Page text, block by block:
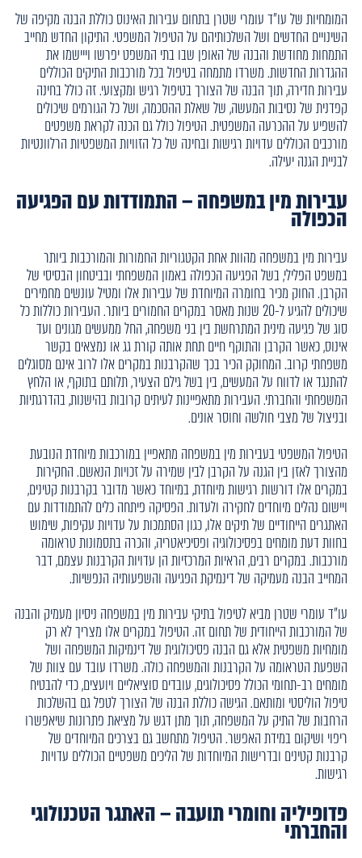
המומחיות של עו"ד עומרי שטרן בתחום עבירות האינוס כוללת הבנה מקיפה של
השינויים החדשים ושל השלכותיהם על הטיפול המשפטי. התיקון החדש מחייב
התמחות מחודשת והבנה של האופן שבו בתי המשפט יפרשו וייישמו את
ההגדרות החדשות. משרדו מתמחה בטיפול בכל מורכבות התיקים הכוללים
עבירות חדירה, תוך הבנה של הצורך בטיפול רגיש ומקצועי. זה כולל בחינה
קפדנית של נסיבות המעשה, של שאלת ההסכמה, ושל כל הגורמים שיכולים
להשפיע על ההכרעה המשפטית. הטיפול כולל גם הכנה לקראת משפטים
מורכבים הכוללים עדויות רגישות ובחינה של כל הזוויות המשפטיות הרלוונטיות
לבניית הגנה יעילה.
עבירות מין במשפחה – התמודדות עם הפגיעה
הכפולה
עבירות מין במשפחה מהוות אחת הקטגוריות החמורות והמורכבות ביותר
במשפט הפלילי, בשל הפגיעה הכפולה באמון המשפחתי ובביטחון הבסיסי של
הקרבן. החוק מכיר בחומרה המיוחדת של עבירות אלו ומטיל עונשים מחמירים
שיכולים להגיע ל-20 שנות מאסר במקרים החמורים ביותר. העבירות כוללות כל
סוג של פגיעה מינית המתרחשת בין בני משפחה, החל ממעשים מגונים ועד
אינוס, כאשר הקרבן והתוקף חיים תחת אותה קורת גג או נמצאים בקשר
משפחתי קרוב. המחוקק הכיר בכך שהקרבנות במקרים אלו לרוב אינם מסוגלים
להתנגד או לדווח על המעשים, בין בשל גילם הצעיר, תלותם בתוקף, או הלחץ
המשפחתי והחברתי. העבירות מתאפיינות לעיתים קרובות בהישנות, בהדרגתיות
ובניצול של מצבי חולשה וחוסר אונים.
הטיפול המשפטי בעבירות מין במשפחה מתאפיין במורכבות מיוחדת הנובעת
מהצורך לאזן בין הגנה על הקרבן לבין שמירה על זכויות הנאשם. החקירות
במקרים אלו דורשות רגישות מיוחדת, במיוחד כאשר מדובר בקרבנות קטינים,
ויישום נהלים מיוחדים לחקירה ולעדות. הפסיקה פיתחה כלים להתמודדות עם
האתגרים הייחודיים של תיקים אלו, כגון הסתמכות על עדויות עקיפות, שימוש
בחוות דעת מומחים בפסיכולוגיה ופסיכיאטריה, והכרה בתסמונות טראומה
מורכבות. במקרים רבים, הראיות המרכזיות הן עדויות הקרבנות עצמם, דבר
המחייב הבנה מעמיקה של דינמיקת הפגיעה והשפעותיה הנפשיות.
עו"ד עומרי שטרן מביא לטיפול בתיקי עבירות מין במשפחה ניסיון מעמיק והבנה
של המורכבות הייחודית של תחום זה. הטיפול במקרים אלו מצריך לא רק
מומחיות משפטית אלא גם הבנה פסיכולוגית של דינמיקות המשפחה ושל
השפעת הטראומה על הקרבנות והמשפחה כולה. משרדו עובד עם צוות של
מומחים רב-תחומי הכולל פסיכולוגים, עובדים סוציאליים ויועצים, כדי להבטיח
טיפול הוליסטי ומותאם. הגישה כוללת הבנה של הצורך לטפל גם בהשלכות
הרחבות של התיק על המשפחה, תוך מתן דגש על מציאת פתרונות שיאפשרו
ריפוי ושיקום במידת האפשר. הטיפול מתחשב גם בצרכים המיוחדים של
קרבנות קטינים ובדרישות המיוחדות של הליכים משפטיים הכוללים עדויות
רגישות.
פדופיליה וחומרי תועבה – האתגר הטכנולוגי
והחברתי